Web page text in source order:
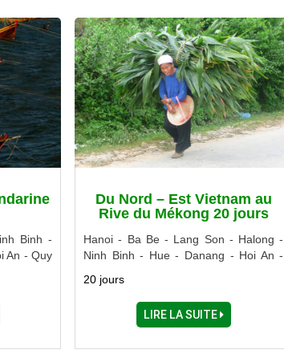
Binh -
An - Quy
Du Nord – Est Vietnam au
Rive du Mékong 20 jours
Hanoi - Ba Be - Lang Son - Halong -
Ninh Binh - Hue - Danang - Hoi An -
My Tho - Cai Be
20 jours
LIRE LA SUITE